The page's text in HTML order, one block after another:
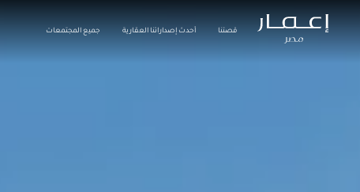
قصتنا أحدث إصداراتنا العقارية جميع المجتمعات